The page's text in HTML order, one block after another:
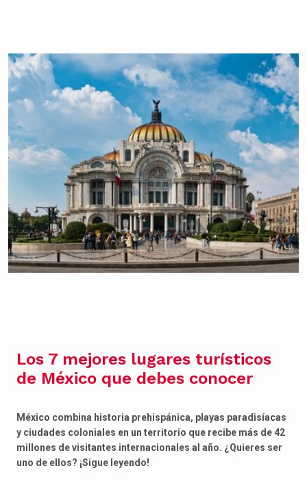
Los 7 mejores lugares turísticos
de México que debes conocer
México combina historia prehispánica, playas paradisíacas
y ciudades coloniales en un territorio que recibe más de 42
millones de visitantes internacionales al año. ¿Quieres ser
uno de ellos? ¡Sigue leyendo!